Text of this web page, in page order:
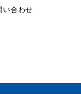
い合わせ